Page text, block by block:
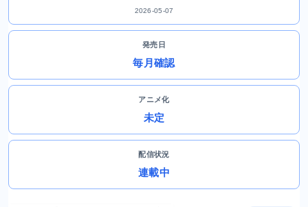
2026-05-07
発売日
毎月確認
アニメ化
未定
配信状況
連載中